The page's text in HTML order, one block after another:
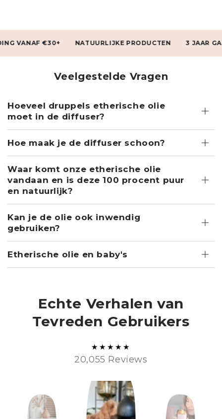
€30+ NATUURLIJKE PRODUCTEN 3 JAAR
Veelgestelde Vragen
Hoeveel druppels etherische olie
moet in de diffuser?
Hoe maak je de diffuser schoon?
Waar komt onze etherische olie
vandaan en is deze 100 procent puur
en natuurlijk?
Kan je de olie ook inwendig
gebruiken?
Etherische olie en baby's
Echte Verhalen van
Tevreden Gebruikers
20,055 Reviews